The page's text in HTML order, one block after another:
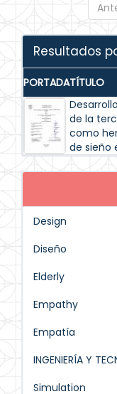
Resultados
PORTADATÍTULO
de la
como
de sieño
Design
Diseño
Elderly
Empathy
Empatía
INGENIERÍA Y
Simulation